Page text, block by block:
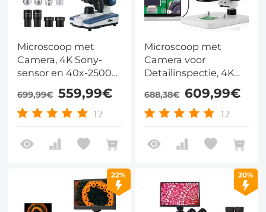
Microscoop met
Camera, 4K Sony-
sensor en 40x-2500x
Vergroting voor
Professionals in
Laboratorium en
699,99€ 559,99€
12
Microscoop met
Camera voor
Detailinspectie, 4K
Trinoculaire
Stereomicroscoop
3,5x-45x met 144 LED
688,38€ 609,99€
12
22% 20%